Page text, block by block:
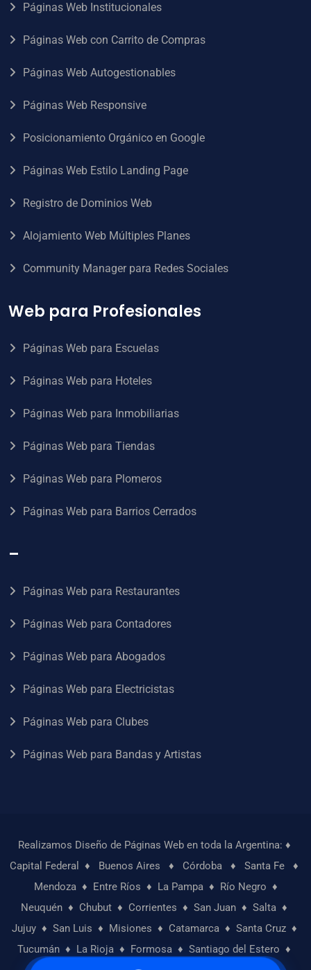
Páginas Web Institucionales
Páginas Web con Carrito de Compras
Páginas Web Autogestionables
Páginas Web Responsive
Posicionamiento Orgánico en Google
Páginas Web Estilo Landing Page
Registro de Dominios Web
Alojamiento Web Múltiples Planes
Community Manager para Redes Sociales
Web para Profesionales
Páginas Web para Escuelas
Páginas Web para Hoteles
Páginas Web para Inmobiliarias
Páginas Web para Tiendas
Páginas Web para Plomeros
Páginas Web para Barrios Cerrados
–
Páginas Web para Restaurantes
Páginas Web para Contadores
Páginas Web para Abogados
Páginas Web para Electricistas
Páginas Web para Clubes
Páginas Web para Bandas y Artistas
Realizamos Diseño de Páginas Web en toda la Argentina: ♦
Capital Federal
♦ Buenos Aires ♦ Córdoba ♦ Santa Fe ♦
Mendoza♦ Entre Ríos ♦ La Pampa♦ Río Negro ♦
Neuquén ♦ Chubut ♦ Corrientes ♦ San Juan ♦ Salta ♦
Jujuy♦ San Luis ♦ Misiones ♦ Catamarca♦ Santa Cruz♦
Tucumán ♦ La Rioja ♦ Formosa ♦ Santiago del Estero ♦